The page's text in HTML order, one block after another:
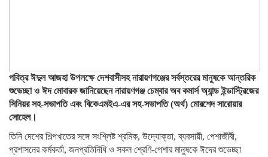
পবিত্র ঈদুল আজহা উপলক্ষে দেশবাসীসহ নারায়ণগঞ্জের সর্বস্তরের মানুষকে আন্তরিক
শুভেচ্ছা ও ঈদ মোবারক জানিয়েছেন নারায়ণগঞ্জ চেম্বার অব কমার্স অ্যান্ড ইন্ডাস্ট্রিজের
সিনিয়র সহ-সভাপতি এবং বিকেএমইএ-এর সহ-সভাপতি (অর্থ) মোরশেদ সারোয়ার
সোহেল।
তিনি দেশের শিল্পখাতের সঙ্গে সংশ্লিষ্ট শ্রমিক, উদ্যোক্তা, ব্যবসায়ী, পেশাজীবী,
প্রশাসনের কর্মকর্তা, জনপ্রতিনিধি ও সকল শ্রেণি-পেশার মানুষকে ঈদের শুভেচ্ছা